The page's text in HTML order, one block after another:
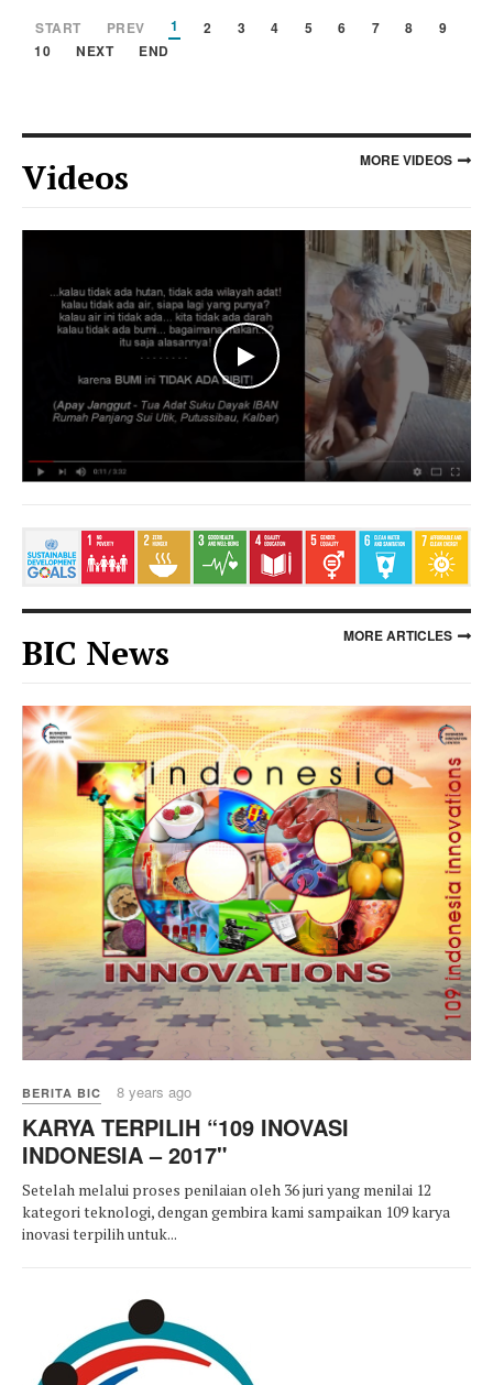
START PREV 1 2 3 4 5 6 7 8
9
10
NEXT END
Videos MORE VIDEOS
WATCH THE VIDEO
BIC News MORE ARTICLES
BERITA BIC 8 years ago
KARYA TERPILIH “109 INOVASI
INDONESIA – 2017"
Setelah melalui proses penilaian oleh 36 juri yang menilai 12
kategori teknologi, dengan gembira kami sampaikan 109 karya
inovasi terpilih untuk...